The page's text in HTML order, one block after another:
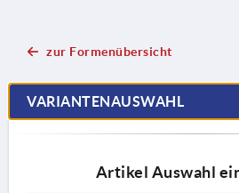
zur Formenübersicht
VARIANTENAUSWAHL
Artikel Auswahl